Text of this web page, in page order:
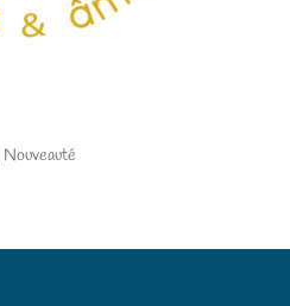
Nouveauté